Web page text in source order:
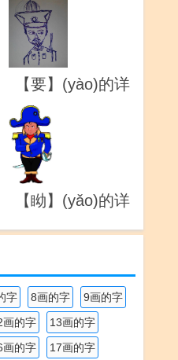
【要】(yào)的详
【眑】(yǎo)的详
字 8画的字
9画的字
画的字
13画的字
画的字
17画的字